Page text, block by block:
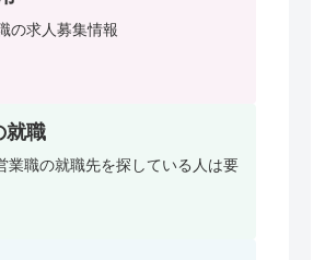
の求人募集情報
就職
業職の就職先を探している人は要